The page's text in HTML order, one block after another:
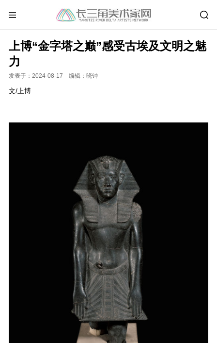
上博“金字塔之巅”感受古埃及文明之魅
力
发表于：2024-08-17 编辑：晓钟
文/上博